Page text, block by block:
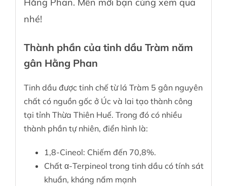
nhé!
Thành phần của tinh dầu Tràm năm
gân Hằng Phan
Tinh dầu được tinh chế từ lá Tràm 5 gân nguyên
chất có nguồn gốc ở Úc và lai tạo thành công
tại tỉnh Thừa Thiên Huế. Trong đó có nhiều
thành phần tự nhiên, điển hình là:
1,8-Cineol: Chiếm đến 70,8%.
Chất α-Terpineol trong tinh dầu có tính sát
khuẩn, kháng nấm mạnh